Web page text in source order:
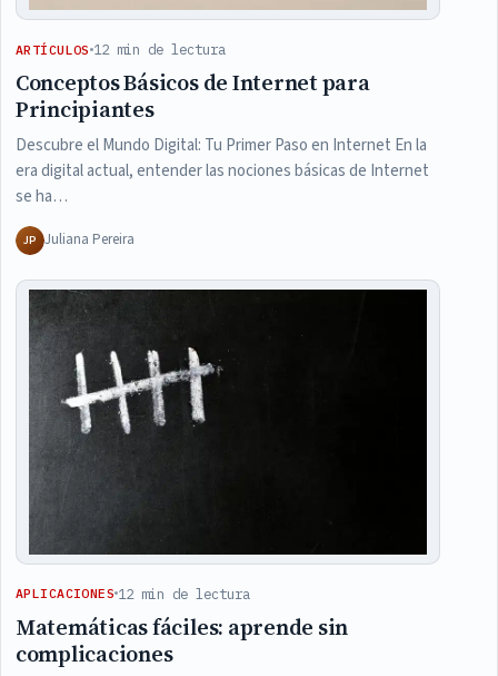
ARTÍCULOS 12 min de lectura
Conceptos Básicos de Internet para
Principiantes
Descubre el Mundo Digital: Tu Primer Paso en Internet En la
era digital actual, entender las nociones básicas de Internet
se ha…
JP Juliana Pereira
APLICACIONES 12 min de lectura
Matemáticas fáciles: aprende sin
complicaciones